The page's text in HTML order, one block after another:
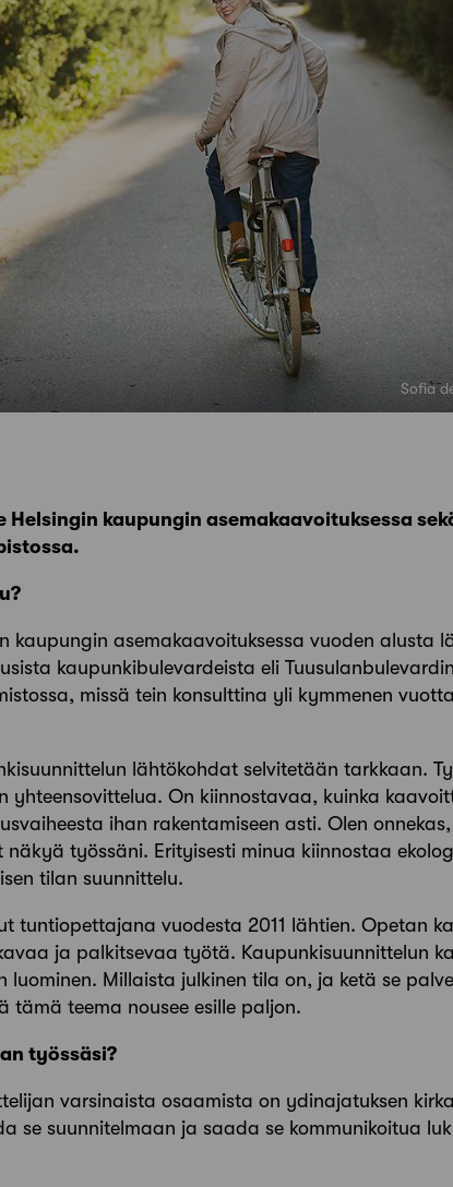
Sofia
Helsingin kaupungin asemakaavoituksessa
kaupungin asemakaavoituksessa vuoden alusta
kaupunkibulevardeista eli
missä tein konsulttina yli kymmenen
lähtökohdat selvitetään tarkkaan.
yhteensovittelua. On kiinnostavaa, kuinka
ihan rakentamiseen asti. Olen
näkyä työssäni. Erityisesti minua kiinnostaa
tilan suunnittelu.
tuntiopettajana vuodesta 2011 lähtien. Opetan
ja palkitsevaa työtä. Kaupunkisuunnittelun
luominen. Millaista julkinen tila on, ja ketä se
tämä teema nousee esille paljon.
työssäsi?
varsinaista osaamista on ydinajatuksen
se suunnitelmaan ja saada se kommunikoitua